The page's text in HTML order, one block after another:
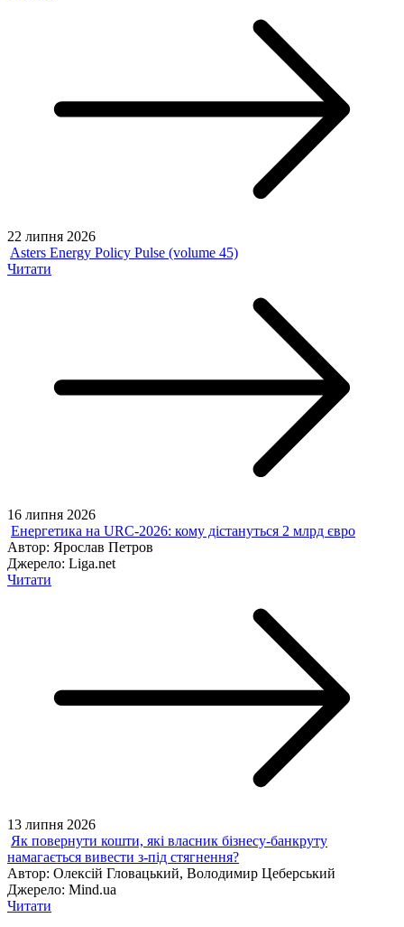
22 липня 2026
Asters Energy Policy Pulse (volume 45)
Читати
16 липня 2026
Енергетика на URC-2026: кому дістануться 2 млрд євро
Автор: Ярослав Петров
Джерело: Liga.net
Читати
13 липня 2026
Як повернути кошти, які власник бізнесу-банкруту
намагається вивести з-під стягнення?
Автор: Олексій Гловацький, Володимир Цеберський
Джерело: Mind.ua
Читати